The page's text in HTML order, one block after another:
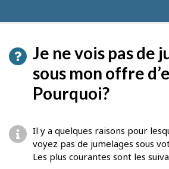
Je ne vois pas de
sous mon offre
Pourquoi?
Il y a quelques raisons pour
voyez pas de jumelages sous
Les plus courantes sont les